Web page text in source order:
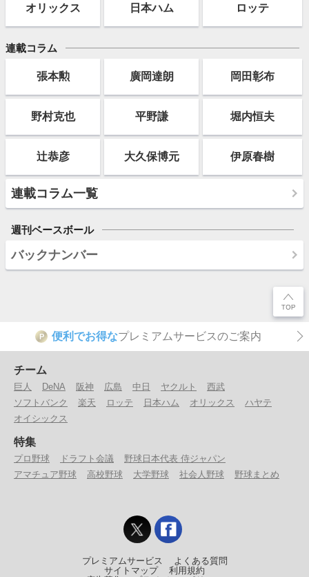
オリックス 日本ハム ロッテ
連載コラム
張本勲 廣岡達朗 岡田彰布
野村克也 平野謙 堀内恒夫
辻恭彦 大久保博元 伊原春樹
連載コラム一覧
週刊ベースボール
バックナンバー
P 便利でお得なプレミアムサービスのご案内
チーム
巨人 DeNA 阪神 広島 中日 ヤクルト
西武
ソフトバンク
楽天 ロッテ 日本ハム オリックス
ハヤテ
オイシックス
特集
プロ野球 ドラフト会議
野球日本代表 侍ジャパン
アマチュア野球
高校野球 大学野球 社会人野球 野球まとめ
プレミアムサービス
よくある質問
サイトマップ
利用規約